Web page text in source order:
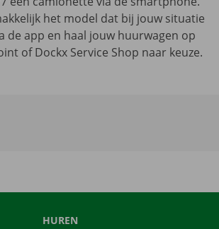
het model dat bij jouw situatie
de app en haal jouw huurwagen op
of Dockx Service Shop naar keuze.
HUREN